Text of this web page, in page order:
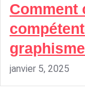
Comment
janvier 5, 2025